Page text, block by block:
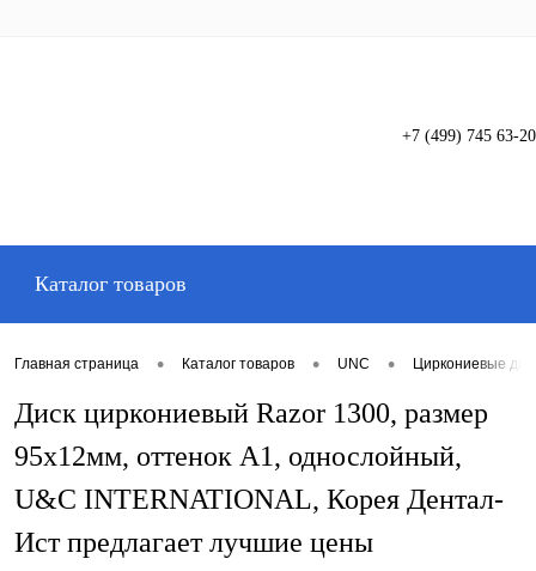
+7 (499) 745 63-20
Каталог товаров
Главная страница • Каталог товаров • UNC • Циркониевые
Диск циркониевый Razor 1300, размер
95х12мм, оттенок A1, однослойный,
U&C INTERNATIONAL, Корея Дентал-
Ист предлагает лучшие цены